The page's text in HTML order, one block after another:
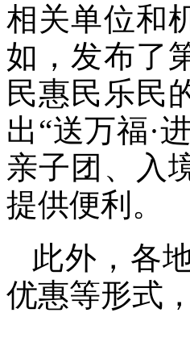
相关单位和
如，发布了
民惠民乐民
出“送万福·
亲子团、入
提供便利。
此外，各
优惠等形式